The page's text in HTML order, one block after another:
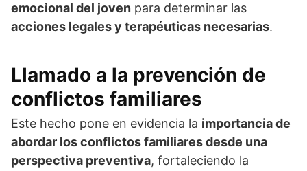
emocional del joven para determinar las
acciones legales y terapéuticas necesarias.
Llamado a la prevención de
conflictos familiares
Este hecho pone en evidencia la importancia de
abordar los conflictos familiares desde una
perspectiva preventiva, fortaleciendo la